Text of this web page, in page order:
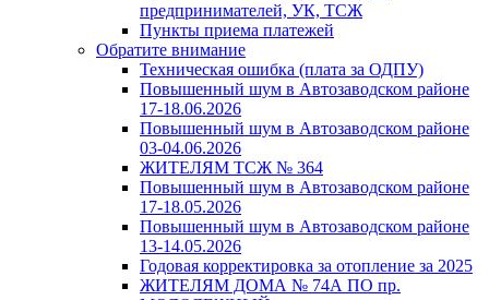
предпринимателей, УК, ТСЖ
Пункты приема платежей
Обратите внимание
Техническая ошибка (плата за ОДПУ)
Повышенный шум в Автозаводском районе
17-18.06.2026
Повышенный шум в Автозаводском районе
03-04.06.2026
ЖИТЕЛЯМ ТСЖ № 364
Повышенный шум в Автозаводском районе
17-18.05.2026
Повышенный шум в Автозаводском районе
13-14.05.2026
Годовая корректировка за отопление за 2025
ЖИТЕЛЯМ ДОМА № 74А ПО пр.